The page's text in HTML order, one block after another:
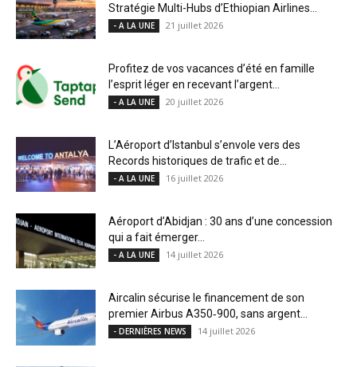
Stratégie Multi-Hubs d’Ethiopian Airlines...
- A LA UNE 21 juillet 2026
Profitez de vos vacances d’été en famille
l’esprit léger en recevant l’argent...
- A LA UNE 20 juillet 2026
L’Aéroport d’Istanbul s’envole vers des
Records historiques de trafic et de...
- A LA UNE 16 juillet 2026
Aéroport d’Abidjan : 30 ans d’une concession
qui a fait émerger...
- A LA UNE 14 juillet 2026
Aircalin sécurise le financement de son
premier Airbus A350‑900, sans argent...
- DERNIÈRES NEWS 14 juillet 2026